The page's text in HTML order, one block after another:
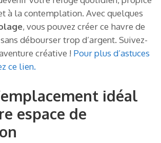
à la contemplation. Avec quelques
, vous pouvez créer ce havre de
débourser trop d’argent. Suivez-
créative ! Pour plus d’astuces
ce lien.
idéal
espace de